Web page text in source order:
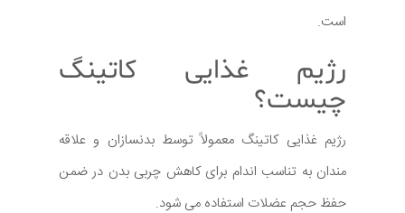
است.
رژیم غذایی کاتینگ
چیست؟
رژیم غذایی کاتینگ معمولاً توسط بدنسازان و علاقه
مندان به تناسب اندام برای کاهش چربی بدن در ضمن
حفظ حجم عضلات استفاده می شود.